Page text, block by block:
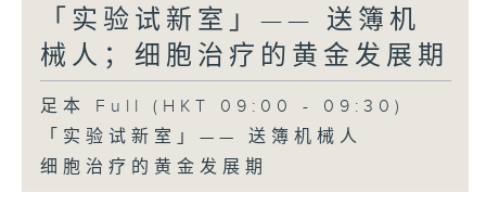
「实验试新室」—— 送簿机
械人；细胞治疗的黄金发展期
足本 Full (HKT 09:00 - 09:30)
「实验试新室」—— 送簿机械人
细胞治疗的黄金发展期